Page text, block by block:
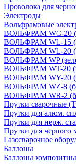
Проволока для
Электроды
Вольфрамовые
ВОЛЬФРАМ WC-20
ВОЛЬФРАМ WL-15
ВОЛЬФРАМ WL-20
ВОЛЬФРАМ WP
ВОЛЬФРАМ WT-20
ВОЛЬФРАМ WY-20
ВОЛЬФРАМ WZ-8
ВОЛЬФРАМ WR-2
Прутки сварочные
Прутки для алюм.
Прутки для нерж.
Прутки для черного
Газосварочное
Баллоны
Баллоны